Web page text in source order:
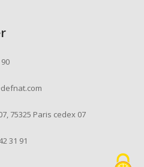
75325 Paris cedex 07
31 91